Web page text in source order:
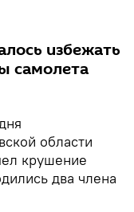
избежать
самолета
области
крушение
два члена